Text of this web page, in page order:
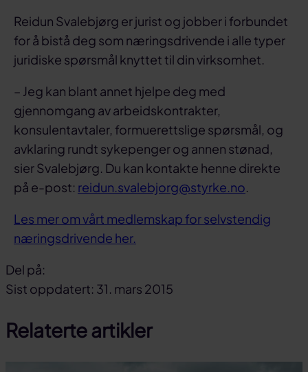
Reidun Svalebjørg er jurist og jobber i forbundet
for å bistå deg som næringsdrivende i alle typer
juridiske spørsmål knyttet til din virksomhet.
– Jeg kan blant annet hjelpe deg med
gjennomgang av arbeidskontrakter,
konsulentavtaler, formuerettslige spørsmål, og
avklaring rundt sykepenger og annen stønad,
sier Svalebjørg. Du kan kontakte henne direkte
på e-post: reidun.svalebjorg@styrke.no.
Les mer om vårt medlemskap for selvstendig
næringsdrivende her.
Del på:
Del
facebook
Del
linkedin
Del
Sist oppdatert: 31. mars 2015
Relaterte artikler